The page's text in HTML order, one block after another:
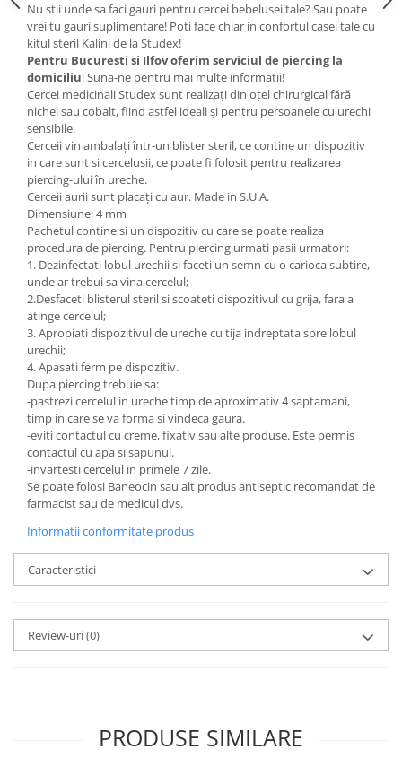
Nu stii unde sa faci gauri pentru cercei bebelusei tale? Sau poate
vrei tu gauri suplimentare! Poti face chiar in confortul casei tale cu
kitul steril Kalini de la Studex!
Pentru Bucuresti si Ilfov oferim serviciul de piercing la
domiciliu! Suna-ne pentru mai multe informatii!
Cercei medicinali Studex sunt realizați din oțel chirurgical fără
nichel sau cobalt, fiind astfel ideali și pentru persoanele cu urechi
sensibile.
Cerceii vin ambalați într-un blister steril, ce contine un dispozitiv
in care sunt si cercelusii, ce poate fi folosit pentru realizarea
piercing-ului în ureche.
Cerceii aurii sunt placați cu aur. Made in S.U.A.
Dimensiune: 4 mm
Pachetul contine si un dispozitiv cu care se poate realiza
procedura de piercing. Pentru piercing urmati pasii urmatori:
1. Dezinfectati lobul urechii si faceti un semn cu o carioca subtire,
unde ar trebui sa vina cercelul;
2.Desfaceti blisterul steril si scoateti dispozitivul cu grija, fara a
atinge cercelul;
3. Apropiati dispozitivul de ureche cu tija indreptata spre lobul
urechii;
4. Apasati ferm pe dispozitiv.
Dupa piercing trebuie sa:
-pastrezi cercelul in ureche timp de aproximativ 4 saptamani,
timp in care se va forma si vindeca gaura.
-eviti contactul cu creme, fixativ sau alte produse. Este permis
contactul cu apa si sapunul.
-invartesti cercelul in primele 7 zile.
Se poate folosi Baneocin sau alt produs antiseptic recomandat de
farmacist sau de medicul dvs.
Informatii conformitate produs
Caracteristici
Review-uri(0)
PRODUSE SIMILARE